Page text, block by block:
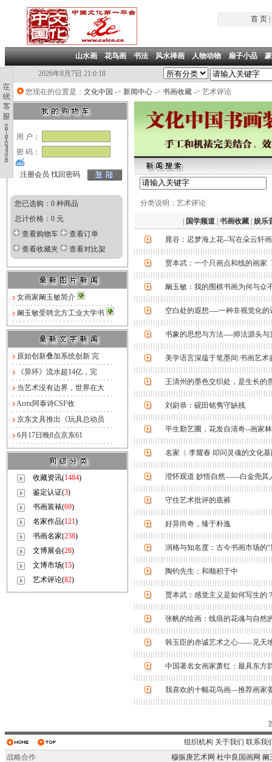
首 页|
山水画|花鸟画|书法|风水禅画|人物动物|扇子小品|
2026年8月7日 21:0:18
您现在的位置是： 文化中国 -> 新闻中心 -> 书画收藏 -> 艺术评论
用 户：
密 码：
注册会员 找回密码
您已选购：0 种商品
总计价格：0 元
查看购物车
查看订单
查看收藏夹
查看对比架
女画家阚玉敏简介
阚玉敏受聘北方工业大学书
原始创新叠加系统创新 完
《异环》流水超14亿，完
当艺术没有边界，世界在大
Arrtx阿泰诗CSF收
京东文具推出《玩具总动员
6月17日晚8点京东61
收藏资讯(1484)
鉴定认证(3)
书画装裱(69)
名家作品(121)
书画名家(238)
文博展会(28)
文博市场(15)
艺术评论(82)
分类说明：艺术评论
国学频道 书画收藏 娱乐
晁谷：迟梦海上花--写在朵云轩
贾本武：一个只画点和线的画家
阚玉敏：我的围棋书画为何与众
空白处的遐想----一种非视觉化的
书象的思想与方法----师法源头与
美学语言深蕴于笔墨间:书画艺术
王清州的墨色交织处，是生长的
刘尉恭：砚田铭隽守缺残
平生勤艺圃，花发自清奇--画家
名家 ︳李耀春 叩问灵魂的文化
澄怀观道 妙悟自然——白金尧其
守住艺术批评的底裤
好异尚奇，臻于朴逸
润格与知名度：古今书画市场的“
陶钧先生：和顺积于中
贾本武：感觉主义是如何写生的
张帆的绘画：线痕的花魂与自然
韩玉臣的赤诚艺术之心——见天
中国著名女画家萧红：最具东方
我喜欢的十幅花鸟画—推荐画家
组织机构 关于我们 联系我
战略合作
穆振庚艺术网 杜中良国画网 阚